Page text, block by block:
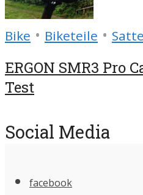
Bike • Biketeile •
ERGON SMR3 Pro
Test
Social Media
facebook